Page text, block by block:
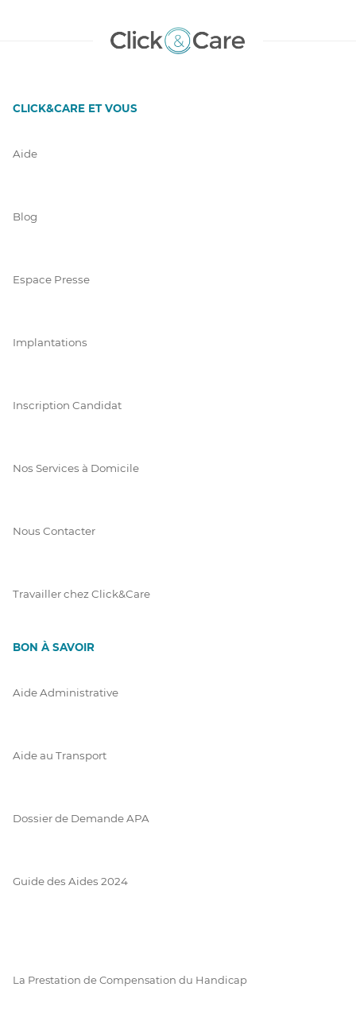
CLICK&CARE ET VOUS
Aide
Blog
Espace Presse
Implantations
Inscription Candidat
Nos Services à Domicile
Nous Contacter
Travailler chez Click&Care
BON À SAVOIR
Aide Administrative
Aide au Transport
Dossier de Demande APA
Guide des Aides 2024
La Prestation de Compensation du Handicap